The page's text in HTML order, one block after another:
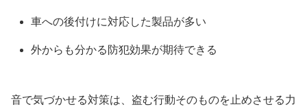
車への後付けに対応した製品が多い
外からも分かる防犯効果が期待できる
音で気づかせる対策は、盗む行動そのものを止めさせる力